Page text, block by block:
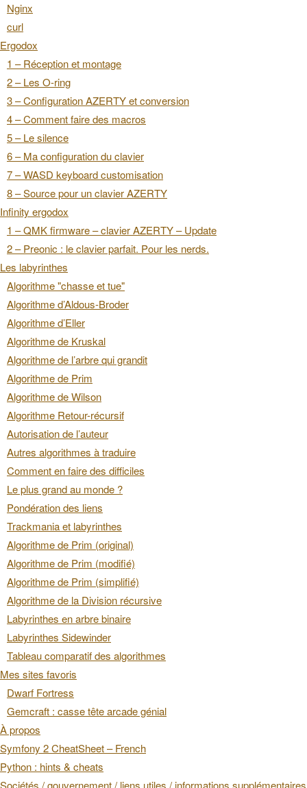
Nginx
curl
Ergodox
1 – Réception et montage
2 – Les O-ring
3 – Configuration AZERTY et conversion
4 – Comment faire des macros
5 – Le silence
6 – Ma configuration du clavier
7 – WASD keyboard customisation
8 – Source pour un clavier AZERTY
Infinity ergodox
1 – QMK firmware – clavier AZERTY – Update
2 – Preonic : le clavier parfait. Pour les nerds.
Les labyrinthes
Algorithme "chasse et tue"
Algorithme d’Aldous-Broder
Algorithme d’Eller
Algorithme de Kruskal
Algorithme de l’arbre qui grandit
Algorithme de Prim
Algorithme de Wilson
Algorithme Retour-récursif
Autorisation de l’auteur
Autres algorithmes à traduire
Comment en faire des difficiles
Le plus grand au monde ?
Pondération des liens
Trackmania et labyrinthes
Algorithme de Prim (original)
Algorithme de Prim (modifié)
Algorithme de Prim (simplifié)
Algorithme de la Division récursive
Labyrinthes en arbre binaire
Labyrinthes Sidewinder
Tableau comparatif des algorithmes
Mes sites favoris
Dwarf Fortress
Gemcraft : casse tête arcade génial
À propos
Symfony 2 CheatSheet – French
Python : hints & cheats
Sociétés / gouvernement / liens utiles / informations supplémentaires